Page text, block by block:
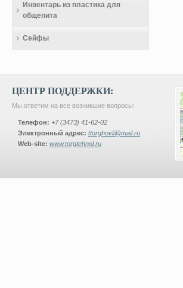
Инвентарь из пластика для
общепита
Сейфы
ЦЕНТР ПОДДЕРЖКИ:
Мы ответим на все возникшие вопросы:
Телефон: +7 (3473) 41-62-02
Электронный адрес: ttorghovli@mail.ru
Web-site: www.torgtehnol.ru